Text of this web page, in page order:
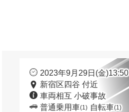
2023年9月29日(金)13:50
新宿区四谷 付近
車両相互 小破事故
普通乗用車(1) 自転車(1)